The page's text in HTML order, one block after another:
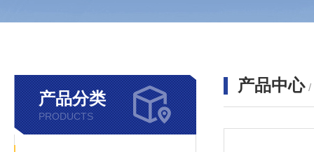
产品分类
PRODUCTS
产品中心 /